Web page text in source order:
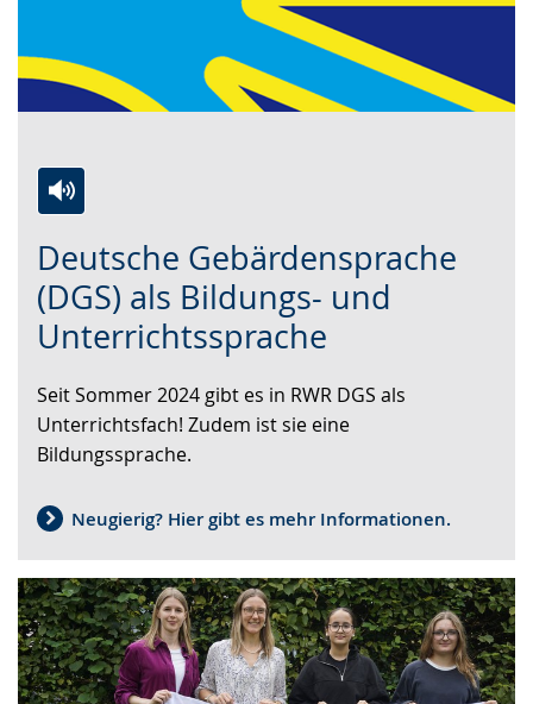
Deutsche Gebärdensprache
(DGS) als Bildungs- und
Unterrichtssprache
Leichten
Sprache
wechseln.
Audio-
Unterstützung.
Video
in
Deutscher
Gebärdensprache
angezeigt.
Seit Sommer 2024 gibt es in RWR DGS als
Unterrichtsfach! Zudem ist sie eine
Bildungssprache.
Neugierig? Hier gibt es mehr Informationen.